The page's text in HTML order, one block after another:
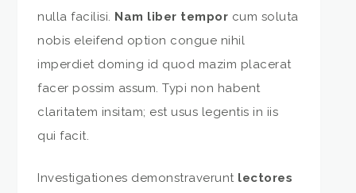
nulla facilisi. Nam liber tempor cum soluta
nobis eleifend option congue nihil
imperdiet doming id quod mazim placerat
facer possim assum. Typi non habent
claritatem insitam; est usus legentis in iis
qui facit.
Investigationes demonstraverunt lectores